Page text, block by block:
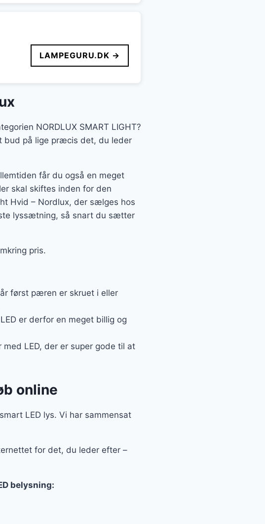
LAMPEGURU.DK →
NORDLUX SMART LIGHT?
bud på lige præcis det, du leder
får du også en meget
skal skiftes inden for den
Hvid – Nordlux, der sælges hos
lyssætning, så snart du sætter
pris.
først pæren er skruet i eller
er derfor en meget billig og
LED, der er super gode til at
online
LED lys. Vi har sammensat
for det, du leder efter –
belysning: